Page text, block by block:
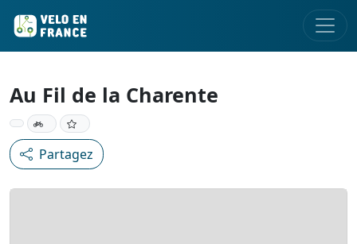
Au Fil de la Charente
Partagez